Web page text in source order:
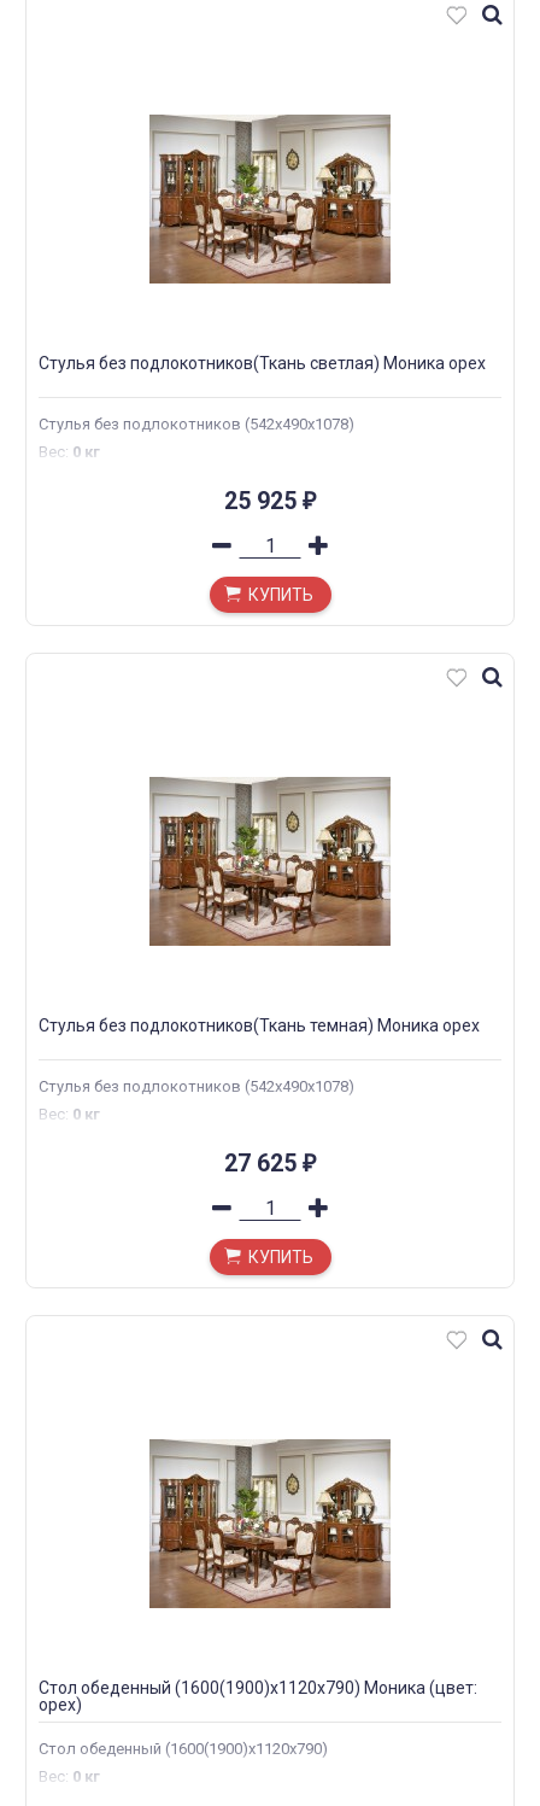
Стулья без подлокотников(Ткань светлая) Моника орех
Стулья без подлокотников (542х490х1078)
Вес: 0 кг
25 925 ₽
КУПИТЬ
Стулья без подлокотников(Ткань темная) Моника орех
Стулья без подлокотников (542х490х1078)
Вес: 0 кг
27 625 ₽
КУПИТЬ
Стол обеденный (1600(1900)х1120х790) Моника (цвет:
орех)
Стол обеденный (1600(1900)х1120х790)
Вес: 0 кг